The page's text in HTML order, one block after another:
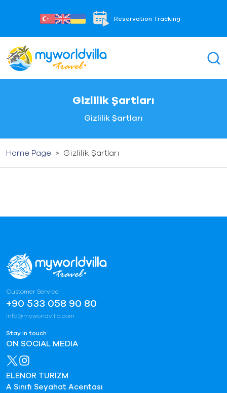
Reservation Tracking
Gizlilik Şartları
Gizlilik Şartları
Home Page > Gizlilik Şartları
Customer Service
+90 533 058 90 80
info@myworldvilla.com
Stay in touch
ON SOCIAL MEDIA
ELENOR TURİZM
A Sınıfı Seyahat Acentası